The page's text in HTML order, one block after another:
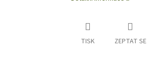
TISK ZEPTAT SE